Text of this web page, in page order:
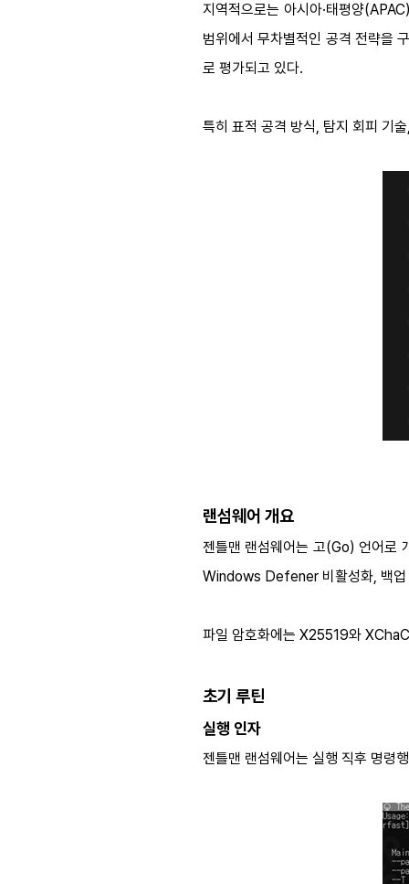
지역적으로는 아시아·태평양
범위에서 무차별적인 공격 전략을
로 평가되고 있다.
특히 표적 공격 방식, 탐지 회피 기
랜섬웨어 개요
젠틀맨 랜섬웨어는 고(Go) 언어로
Windows Defener 비활성화, 백업
파일 암호화에는 X25519와
초기 루틴
실행 인자
젠틀맨 랜섬웨어는 실행 직후 명령